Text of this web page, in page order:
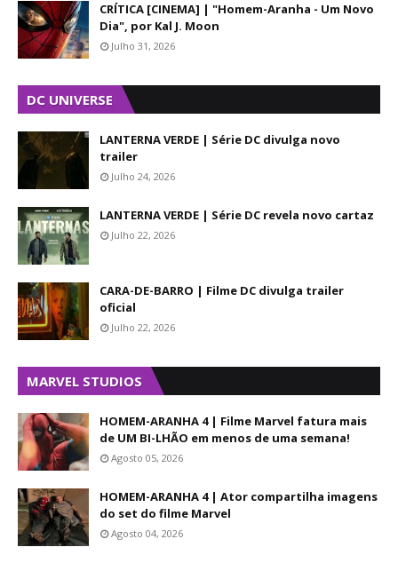
CRÍTICA [CINEMA] | "Homem-Aranha - Um Novo
Dia", por Kal J. Moon
Julho 31, 2026
DC UNIVERSE
LANTERNA VERDE | Série DC divulga novo
trailer
Julho 24, 2026
LANTERNA VERDE | Série DC revela novo cartaz
Julho 22, 2026
CARA-DE-BARRO | Filme DC divulga trailer
oficial
Julho 22, 2026
MARVEL STUDIOS
HOMEM-ARANHA 4 | Filme Marvel fatura mais
de UM BI-LHÃO em menos de uma semana!
Agosto 05, 2026
HOMEM-ARANHA 4 | Ator compartilha imagens
do set do filme Marvel
Agosto 04, 2026